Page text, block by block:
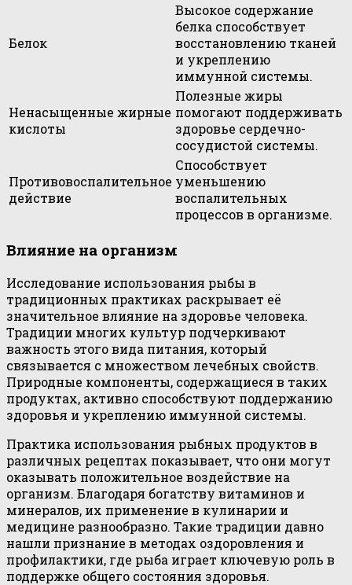
Белок
Высокое содержание
белка способствует
восстановлению тканей
и укреплению
иммунной системы.
Ненасыщенные жирные
кислоты
Полезные жиры
помогают поддерживать
здоровье сердечно-
сосудистой системы.
Противовоспалительное
действие
Способствует
уменьшению
воспалительных
процессов в организме.
Влияние на организм
Исследование использования рыбы в
традиционных практиках раскрывает её
значительное влияние на здоровье человека.
Традиции многих культур подчеркивают
важность этого вида питания, который
связывается с множеством лечебных свойств.
Природные компоненты, содержащиеся в таких
продуктах, активно способствуют поддержанию
здоровья и укреплению иммунной системы.
Практика использования рыбных продуктов в
различных рецептах показывает, что они могут
оказывать положительное воздействие на
организм. Благодаря богатству витаминов и
минералов, их применение в кулинарии и
медицине разнообразно. Такие традиции давно
нашли признание в методах оздоровления и
профилактики, где рыба играет ключевую роль в
поддержке общего состояния здоровья.